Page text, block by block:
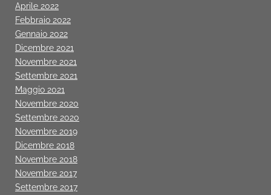
Aprile 2022
Febbraio 2022
Gennaio 2022
Dicembre 2021
Novembre 2021
Settembre 2021
Maggio 2021
Novembre 2020
Settembre 2020
Novembre 2019
Dicembre 2018
Novembre 2018
Novembre 2017
Settembre 2017